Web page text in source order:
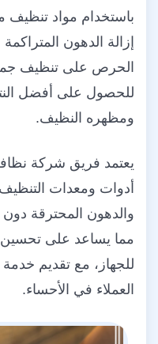
باستخدام مواد
إزالة الدهون
الحرص على تنظيف جميع
للحصول على أفضل
ومظهره النظيف.
يعتمد فريق شركة
أدوات ومعدات
والدهون المحترقة دون
مما يساعد على تحسين
للجهاز، مع تقديم
العملاء في الأحساء.